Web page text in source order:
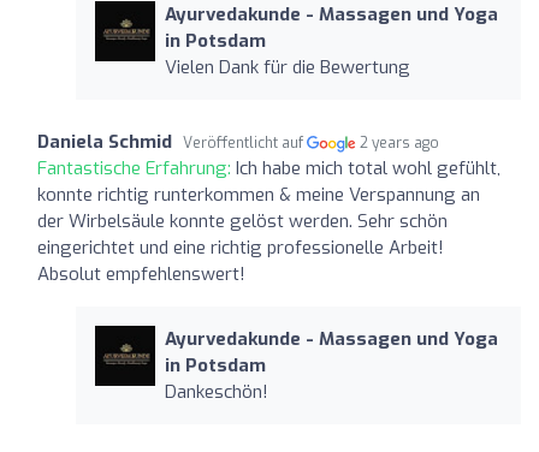
Ayurvedakunde - Massagen und Yoga
in Potsdam
Vielen Dank für die Bewertung ️
Daniela Schmid Veröffentlicht auf 2 years ago
Fantastische Erfahrung: Ich habe mich total wohl gefühlt,
konnte richtig runterkommen & meine Verspannung an
der Wirbelsäule konnte gelöst werden. Sehr schön
eingerichtet und eine richtig professionelle Arbeit!
Absolut empfehlenswert!
Ayurvedakunde - Massagen und Yoga
in Potsdam
Dankeschön! ️